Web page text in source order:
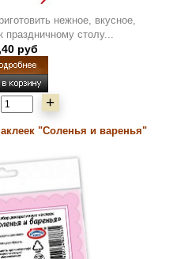
нежное, вкусное,
праздничному столу...
руб
+
"Соленья и варенья"